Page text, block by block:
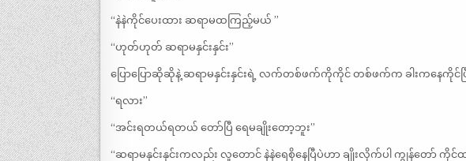
“‌နဲနဲကိုင်ပေးထား ဆရာမထကြည့်မယ် ”
“‌ဟုတ်ဟုတ် ဆရာမနှင်းနှင်း” ‌
ပြောပြောဆိုဆိုနဲ့ ဆရာမနှင်းနှင်းရဲ့ လက်တစ်ဖက်ကိုကိုင် တစ်ဖက်က ခါးကနေကိုင်
“ရလား”
“‌အင်းရတယ်ရတယ် တော်ပြီ ရေမချိုးတော့ဘူး”
“‌ဆရာမနှင်းနှင်းကလည်း လူတောင် နဲနဲရေစိုနေပြီပဲဟာ ချိုးလိုက်ပါ ကျွန်တော် ကိုင်